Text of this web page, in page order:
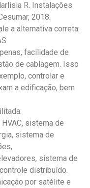
R. Instalações
2018.
a alternativa correta:
facilidade de
de cablagem. Isso
controlar e
a edificação, bem
sistema de
sistema de
sistema de
distribuído.
por satélite e